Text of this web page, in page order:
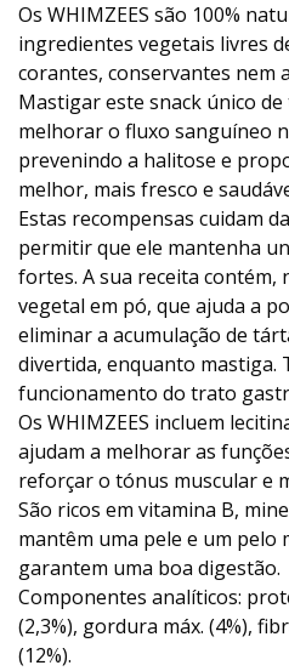
Os WHIMZEES são 100%
ingredientes vegetais livres
corantes, conservantes nem
Mastigar este snack único
melhorar o fluxo sanguíneo
prevenindo a halitose e
melhor, mais fresco e
Estas recompensas cuidam
permitir que ele mantenha
fortes. A sua receita contém,
vegetal em pó, que ajuda a
eliminar a acumulação de
divertida, enquanto mastiga.
funcionamento do trato
Os WHIMZEES incluem
ajudam a melhorar as
reforçar o tónus muscular e
São ricos em vitamina B,
mantêm uma pele e um pelo
garantem uma boa digestão.
Componentes analíticos:
(2,3%), gordura máx. (4%),
(12%).